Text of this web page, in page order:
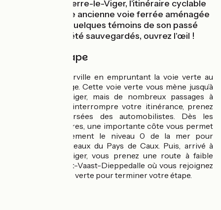
Jusqu'à Saint-Pierre-le-Viger, l'itinéraire cyclable
chemine sur une ancienne voie ferrée aménagée
en voie verte. Quelques témoins de son passé
ferroviaire ont été sauvegardés, ouvrez l'œil !
Détail de l'étape
Vous quittez Pourville en empruntant la voie verte au
parking de la plage. Cette voie verte vous mène jusqu’à
Saint-Pierre-le-Viger, mais de nombreux passages à
niveau, viennent interrompre votre itinérance, prenez
garde aux traversées des automobilistes. Dès les
premiers kilomètres, une importante côte vous permet
de quitter rapidement le niveau 0 de la mer pour
rejoindre les plateaux du Pays de Caux. Puis, arrivé à
Saint-Pierre-le-Viger, vous prenez une route à faible
trafic jusqu’à Saint-Vaast-Dieppedalle où vous rejoignez
de nouveau la voie verte pour terminer votre étape.